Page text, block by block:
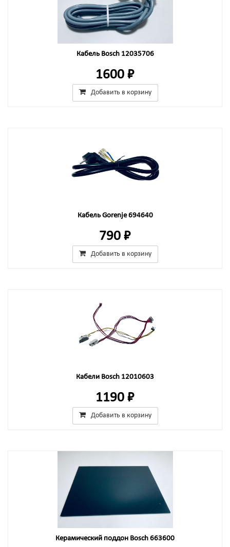
Кабель Bosch 12035706
1600 ₽
Добавить в корзину
Кабель Gorenje 694640
790 ₽
Добавить в корзину
Кабели Bosch 12010603
1190 ₽
Добавить в корзину
Керамический поддон Bosch 663600